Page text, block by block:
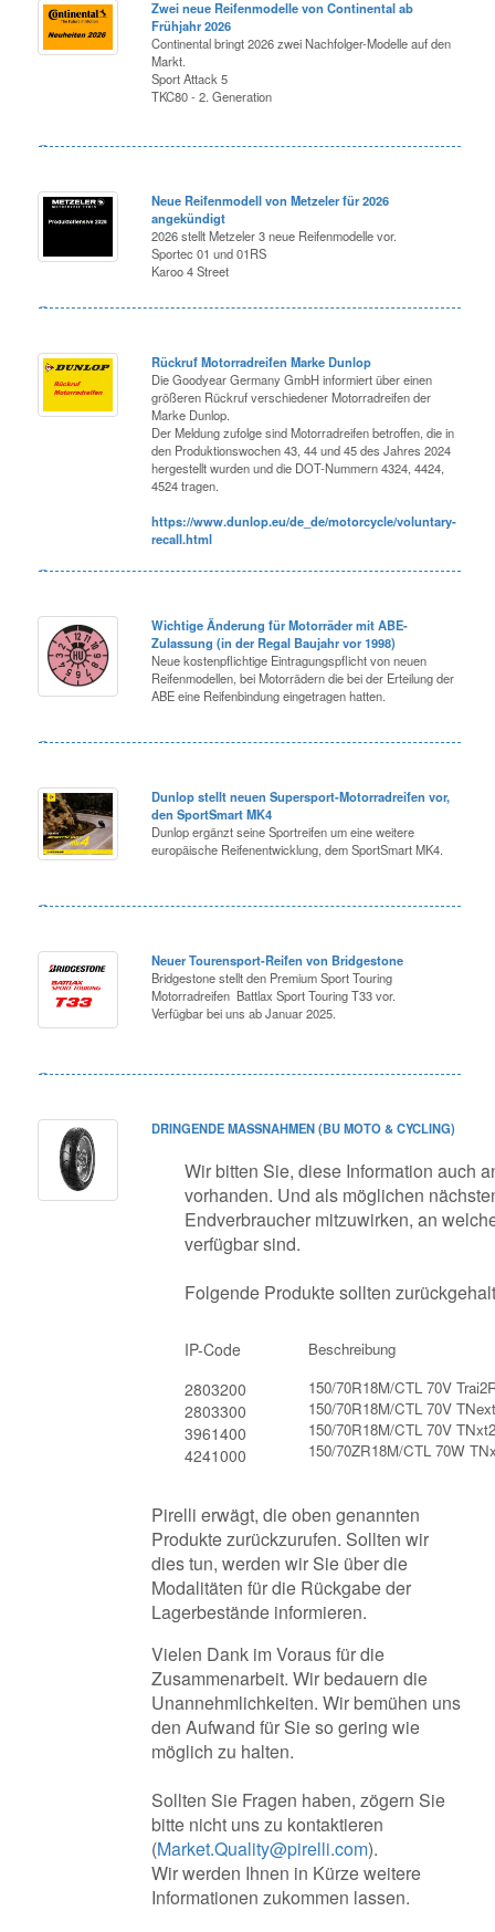
Zwei neue Reifenmodelle von Continental ab
Frühjahr 2026
Continental bringt 2026 zwei Nachfolger-Modelle auf den
Markt.
Sport Attack 5
TKC80 - 2. Generation
Neue Reifenmodell von Metzeler für 2026
angekündigt
2026 stellt Metzeler 3 neue Reifenmodelle vor.
Sportec 01 und 01RS
Karoo 4 Street
Rückruf Motorradreifen Marke Dunlop
Die Goodyear Germany GmbH informiert über einen
größeren Rückruf verschiedener Motorradreifen der
Marke Dunlop.
Der Meldung zufolge sind Motorradreifen betroffen, die in
den Produktionswochen 43, 44 und 45 des Jahres 2024
hergestellt wurden und die DOT-Nummern 4324, 4424,
4524 tragen.
https://www.dunlop.eu/de_de/motorcycle/voluntary-
recall.html
Wichtige Änderung für Motorräder mit ABE-
Zulassung (in der Regal Baujahr vor 1998)
Neue kostenpflichtige Eintragungspflicht von neuen
Reifenmodellen, bei Motorrädern die bei der Erteilung der
ABE eine Reifenbindung eingetragen hatten.
Dunlop stellt neuen Supersport-Motorradreifen vor,
den SportSmart MK4
Dunlop ergänzt seine Sportreifen um eine weitere
europäische Reifenentwicklung, dem SportSmart MK4.
Neuer Tourensport-Reifen von Bridgestone
Bridgestone stellt den Premium Sport Touring
Motorradreifen Battlax Sport Touring T33 vor.
Verfügbar bei uns ab Januar 2025.
DRINGENDE MASSNAHMEN (BU MOTO & CYCLING)
Wir bitten Sie, diese Information auch
vorhanden. Und als möglichen
Endverbraucher mitzuwirken, an
verfügbar sind.
Folgende Produkte sollten
IP-Code
2803200
2803300
3961400
4241000
Beschreibung
150/70R18M/CTL 70V
150/70R18M/CTL 70V
150/70R18M/CTL 70V
150/70ZR18M/CTL 70W
Pirelli erwägt, die oben genannten
Produkte zurückzurufen. Sollten wir
dies tun, werden wir Sie über die
Modalitäten für die Rückgabe der
Lagerbestände informieren.
Vielen Dank im Voraus für die
Zusammenarbeit. Wir bedauern die
Unannehmlichkeiten. Wir bemühen uns
den Aufwand für Sie so gering wie
möglich zu halten.
Sollten Sie Fragen haben, zögern Sie
bitte nicht uns zu kontaktieren
(Market.Quality@pirelli.com).
Wir werden Ihnen in Kürze weitere
Informationen zukommen lassen.